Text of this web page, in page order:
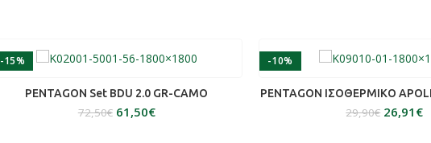
-15%
SOLD OUT
ΕΠΙΛΟΓΉ
PENTAGON Set BDU 2.0 GR-CAMO
72,50€ 61,50€
-10%
ΕΠΙΛΟΓΉ
PENTAGON ΙΣΟΘΕΡΜΙΚΟ
29,90€ 26,91 €